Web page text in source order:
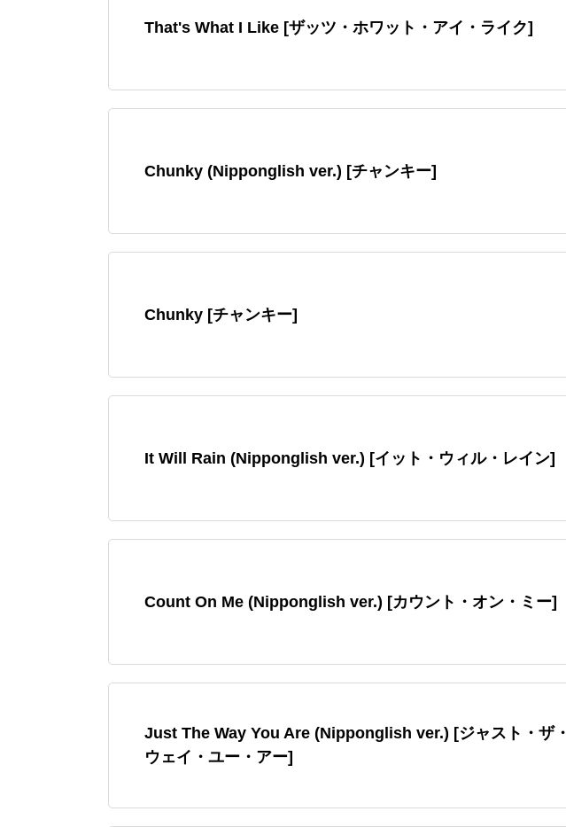
That's What I Like [ザッツ・ホワット・アイ・ライク]
Chunky (Nipponglish ver.) [チャンキー]
Chunky [チャンキー]
It Will Rain (Nipponglish ver.) [イット・ウィル・レイン]
Count On Me (Nipponglish ver.) [カウント・オン・ミー]
Just The Way You Are (Nipponglish ver.) [ジャスト・ザ・
ウェイ・ユー・アー]